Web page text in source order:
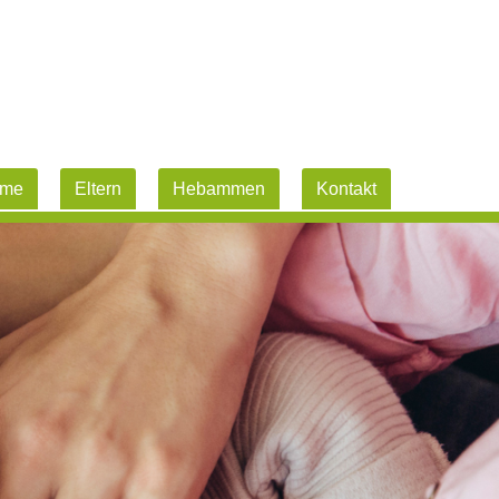
Eltern Hebammen Kontakt